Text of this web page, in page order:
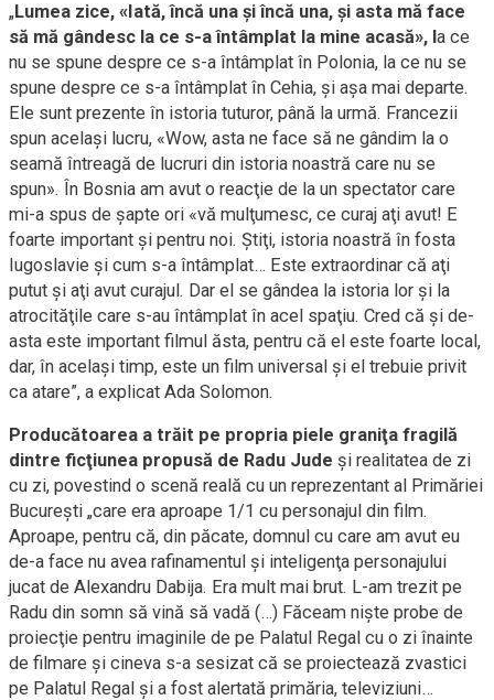
„Lumea zice, «Iată, încă una şi încă una, şi asta mă face
să mă gândesc la ce s-a întâmplat la mine acasă», l a ce
nu se spune despre ce s-a întâmplat în Polonia, la ce nu se
spune despre ce s-a întâmplat în Cehia, şi aşa mai departe.
Ele sunt prezente în istoria tuturor, până la urmă. Francezii
spun acelaşi lucru, «Wow, asta ne face să ne gândim la o
seamă întreagă de lucruri din istoria noastră care nu se
spun». În Bosnia am avut o reacţie de la un spectator care
mi-a spus de şapte ori «vă mulţumesc, ce curaj aţi avut! E
foarte important şi pentru noi. Ştiţi, istoria noastră în fosta
Iugoslavie şi cum s-a întâmplat… Este extraordinar că aţi
putut şi aţi avut curajul. Dar el se gândea la istoria lor şi la
atrocităţile care s-au întâmplat în acel spaţiu. Cred că şi de-
asta este important filmul ăsta, pentru că el este foarte local,
dar, în acelaşi timp, este un film universal şi el trebuie privit
ca atare”, a explicat Ada Solomon.
Producătoarea a trăit pe propria piele graniţa fragilă
dintre ficţiunea propusă de Radu Jude şi realitatea de zi
cu zi, povestind o scenă reală cu un reprezentant al Primăriei
Bucureşti „care era aproape 1/1 cu personajul din film.
Aproape, pentru că, din păcate, domnul cu care am avut eu
de-a face nu avea rafinamentul şi inteligenţa personajului
jucat de Alexandru Dabija. Era mult mai brut. L-am trezit pe
Radu din somn să vină să vadă (…) Făceam nişte probe de
proiecţie pentru imaginile de pe Palatul Regal cu o zi înainte
de filmare şi cineva s-a sesizat că se proiectează zvastici
pe Palatul Regal şi a fost alertată primăria, televiziuni…